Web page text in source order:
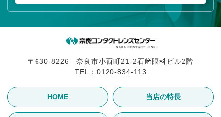
〒630-8226 奈良市小西町21-2石﨑眼科ビル2階
TEL： 0120-834-113
HOME 当店の特長